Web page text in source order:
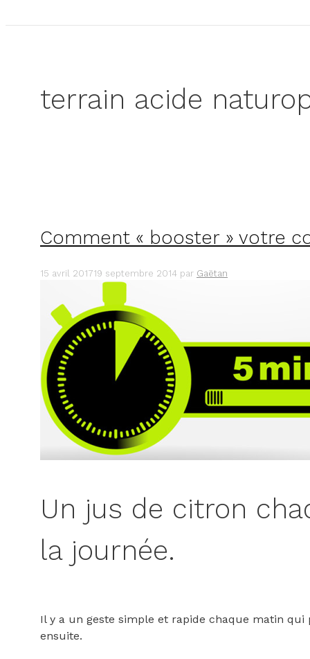
terrain acide
Comment « booster » votre
15 avril 201719 septembre 2014 par Gaëtan
Un jus de citron
la journée.
Il y a un geste simple et rapide chaque matin
ensuite.